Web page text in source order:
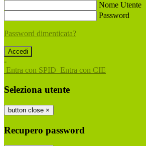
Nome Utente
Password
Password dimenticata?
-
Entra con SPID Entra con CIE
Seleziona utente
button close ×
Recupero password